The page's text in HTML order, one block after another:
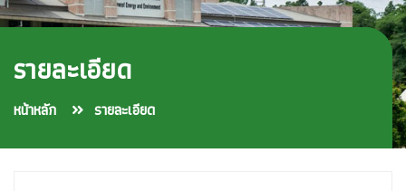
รายละเอียด
หน้าหลัก รายละเอียด